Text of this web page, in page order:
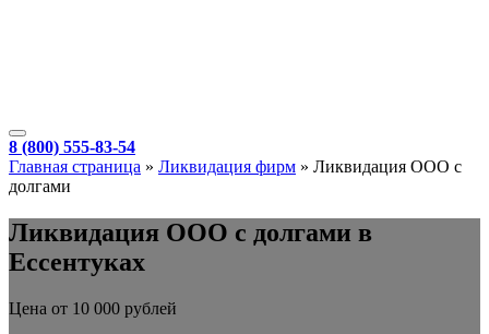
8 (800) 555-83-54
Главная страница » Ликвидация фирм » Ликвидация ООО с
долгами
Ликвидация ООО с долгами в
Ессентуках
Цена от 10 000 рублей